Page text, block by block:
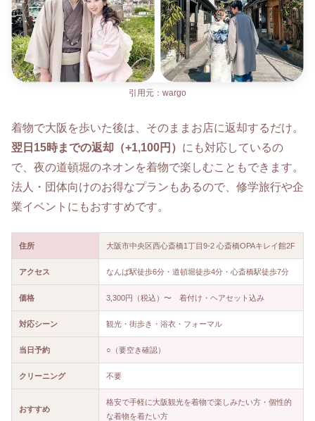
引用元：wargo
着物で大阪を歩いた後は、そのままお店に返却するだけ。
翌日15時までの返却（+1,100円） にも対応しているの
で、夜の道頓堀のネオンを着物で楽しむこともできます。
法人・団体向けのお得なプランもあるので、修学旅行や企
業イベントにもおすすめです。
住所 大阪市中央区西心斎橋1丁目9-2 心斎橋OPAキレイ館2F
アクセス なんば駅徒歩6分・道頓堀徒歩4分・心斎橋駅徒歩7分
価格 3,300円（税込）〜 着付け・ヘアセット込み
対応シーン 観光・街歩き・浴衣・フォーマル
当日予約 ○（要空き確認）
クリーニング 不要
おすすめ
格安で手軽に大阪観光を着物で楽しみたい方・個性的
な着物を着たい方